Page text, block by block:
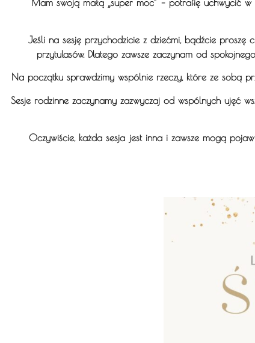
Mam swoją małą „super moc” – potrafię uchwycić
Jeśli na sesję przychodzicie z dziećmi, bądźcie
przytulasów. Dlatego zawsze zaczynam od
Na początku sprawdzimy wspólnie rzeczy, które ze sobą
Sesje rodzinne zaczynamy zazwyczaj od wspólnych ujęć
Oczywiście, każda sesja jest inna i zawsze mogą